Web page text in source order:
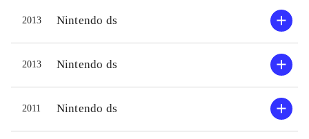
2013 Nintendo ds
2013 Nintendo ds
2011 Nintendo ds